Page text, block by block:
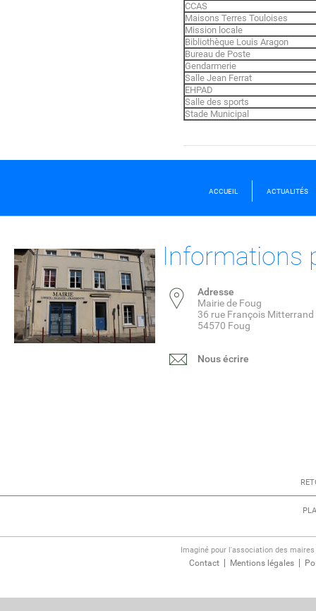
CCAS
Maisons Terres Touloises
Mission locale
Bibliothèque Louis Aragon
Bureau de Poste
Gendarmerie
Salle Jean Ferrat
EHPAD
Salle des sports
Stade Municipal
ACCUEIL ACTUALITÉS
Informations
Adresse
Mairie de Foug
36 rue François Mitterrand
54570 Foug
Nous écrire
Imaginé pour l'association des
Contact Mentions légales